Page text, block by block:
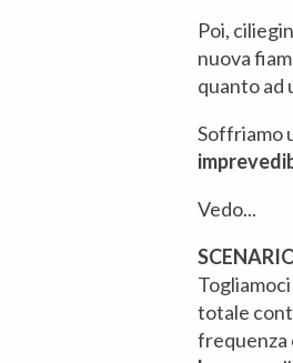
Poi,
nuova
quanto ad
Soffriamo
Vedo...
totale
frequenza